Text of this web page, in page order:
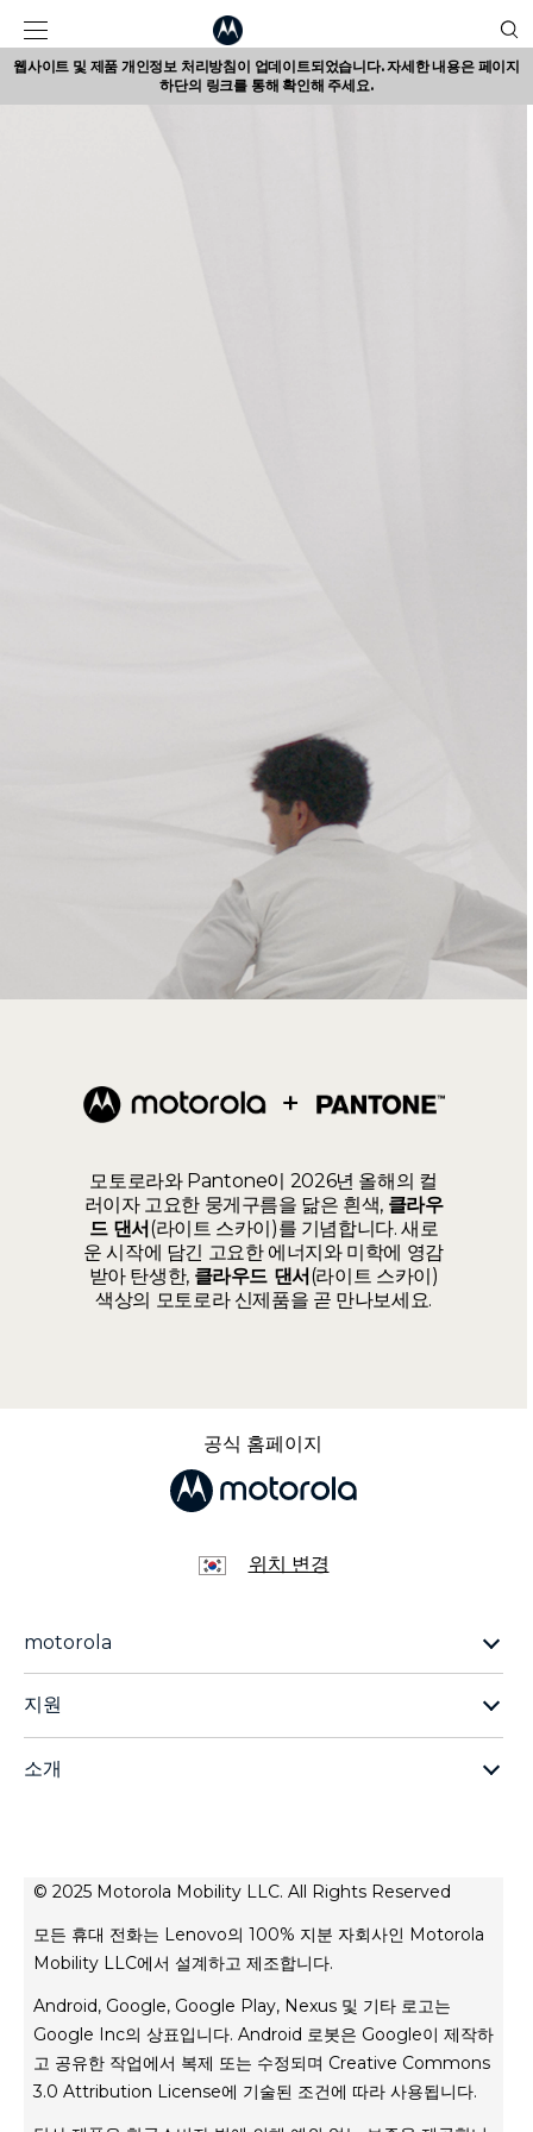
웹사이트 및 제품 개인정보 처리방침이 업데이트되었습니다. 자세한 내용은 페이지
하단의 링크를 통해 확인해 주세요.
모토로라와 Pantone이 2026년 올해의 컬
러이자 고요한 뭉게구름을 닮은 흰색, 클라우
드 댄서 (라이트 스카이)를 기념합니다. 새로
운 시작에 담긴 고요한 에너지와 미학에 영감
받아 탄생한, 클라우드 댄서 (라이트 스카이)
색상의 모토로라 신제품을 곧 만나보세요.
공식 홈페이지
위치 변경
motorola
Moto Razr 제품군
지원
소개
개인정보 보호정책
© 2025 Motorola Mobility LLC. All Rights Reserved
모든 휴대 전화는 Lenovo의 100% 지분 자회사인 Motorola
Mobility LLC에서 설계하고 제조합니다.
Android, Google, Google Play, Nexus 및 기타 로고는
Google Inc의 상표입니다. Android 로봇은 Google이 제작하
고 공유한 작업에서 복제 또는 수정되며 Creative Commons
3.0 Attribution License에 기술된 조건에 따라 사용됩니다.